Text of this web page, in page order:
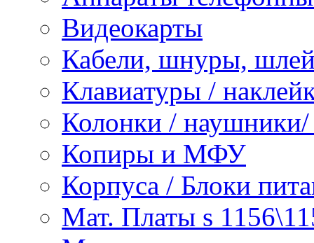
Видеокарты
Кабели, шнуры,
Клавиатуры /
Колонки /
Копиры и МФУ
Корпуса / Блоки
Мат. Платы s